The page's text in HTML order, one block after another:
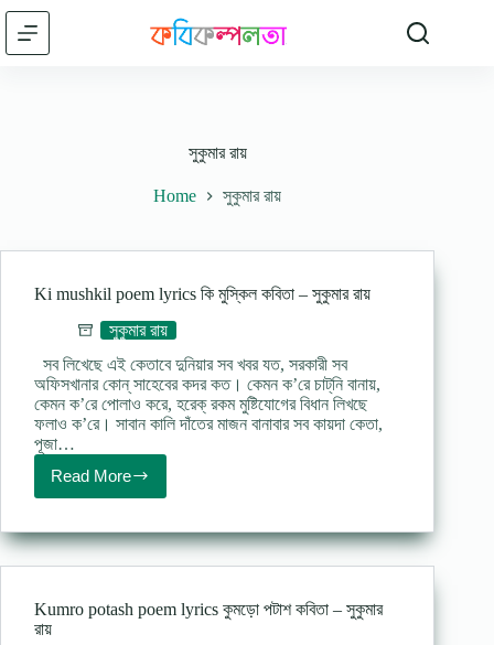
Skip
content
সুকুমার রায়
Home সুকুমার রায়
Ki mushkil poem lyrics কি মুস্কিল কবিতা – সুকুমার রায়
সুকুমার রায়
সব লিখেছে এই কেতাবে দুনিয়ার সব খবর যত, সরকারী সব
অফিসখানার কোন্ সাহেবের কদর কত। কেমন ক’রে চাট্‌নি বানায়,
কেমন ক’রে পোলাও করে, হরেক্ রকম মুষ্টিযোগের বিধান লিখছে
ফলাও ক’রে। সাবান কালি দাঁতের মাজন বানাবার সব কায়দা কেতা,
পূজা…
Read More
Ki
mushkil
lyrics
কবিতা
–
Kumro potash poem lyrics কুমড়ো পটাশ কবিতা – সুকুমার
রায়